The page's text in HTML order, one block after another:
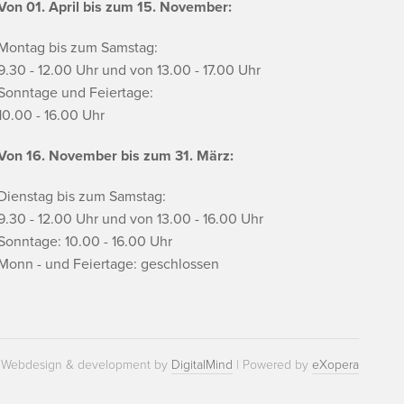
01. April bis zum 15. November:
bis zum Samstag:
- 12.00 Uhr und von 13.00 - 17.00 Uhr
und Feiertage:
- 16.00 Uhr
16. November bis zum 31. März:
bis zum Samstag:
- 12.00 Uhr und von 13.00 - 16.00 Uhr
10.00 - 16.00 Uhr
- und Feiertage: geschlossen
Webdesign & development by DigitalMind | Powered by eXopera